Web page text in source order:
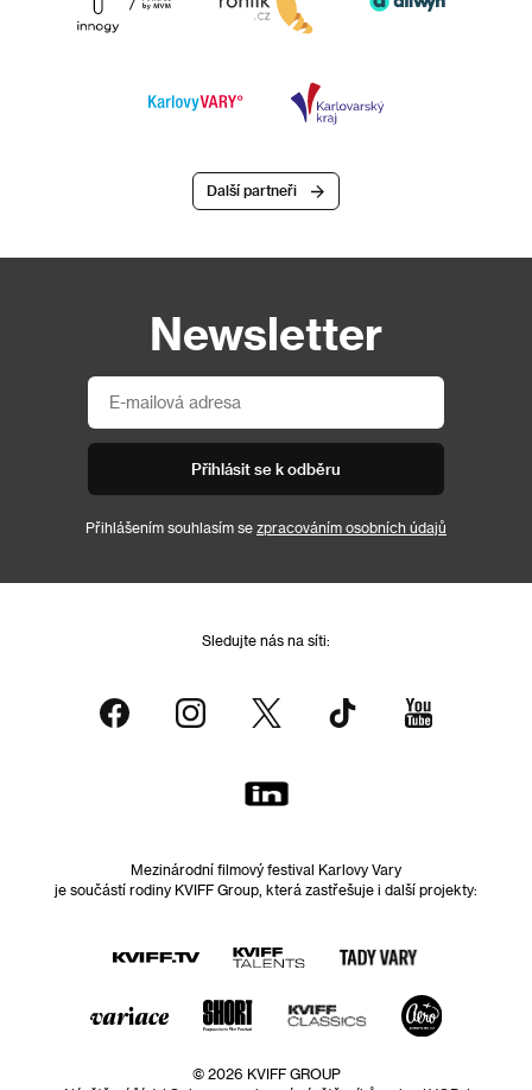
Další partneři
Newsletter
Přihlásit se k odběru
Přihlášením souhlasím se zpracováním osobních údajů
Sledujte nás na síti:
Mezinárodní filmový festival Karlovy Vary
je součástí rodiny KVIFF Group, která zastřešuje i další projekty:
© 2026 KVIFF GROUP